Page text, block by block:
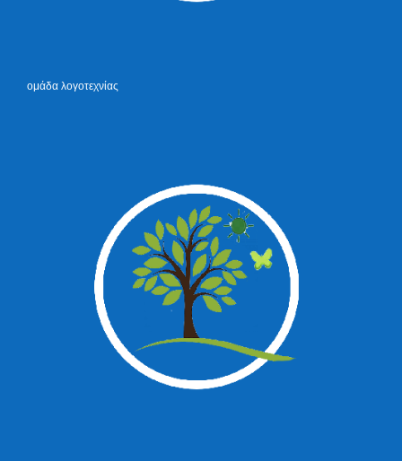
ομάδα λογοτεχνίας